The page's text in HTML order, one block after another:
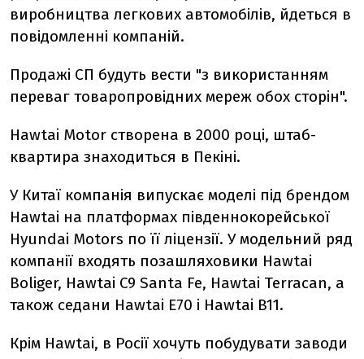
виробництва легкових автомобілів, йдеться в
повідомленні компаній.
Продажі СП будуть вести "з використанням
переваг товаропровідних мереж обох сторін".
Hawtai Motor створена в 2000 році, штаб-
квартира знаходиться в Пекіні.
У Китаї компанія випускає моделі під брендом
Hawtai на платформах південнокорейської
Hyundai Motors по її ліцензії. У модельний ряд
компанії входять позашляховики Hawtai
Boliger, Hawtai C9 Santa Fe, Hawtai Terracan, а
також седани Hawtai E70 і Hawtai B11.
Крім Hawtai, в Росії хочуть побудувати заводи